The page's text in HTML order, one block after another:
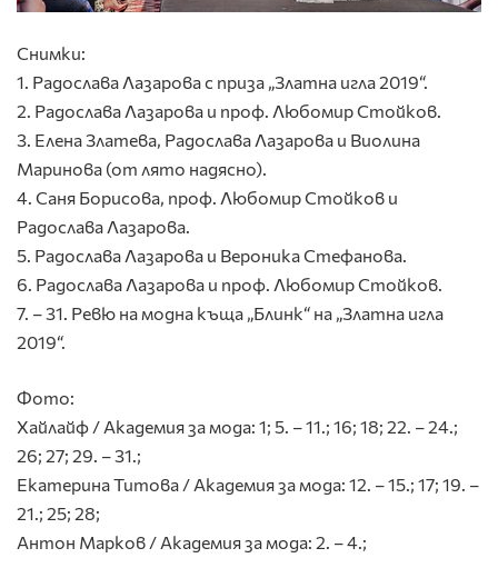
Снимки:
1. Радослава Лазарова с приза „Златна игла 2019“.
2. Радослава Лазарова и проф. Любомир Стойков.
3. Елена Златева, Радослава Лазарова и Виолина
Маринова (от лято надясно).
4. Саня Борисова, проф. Любомир Стойков и
Радослава Лазарова.
5. Радослава Лазарова и Вероника Стефанова.
6. Радослава Лазарова и проф. Любомир Стойков.
7. – 31. Ревю на модна къща „Блинк“ на „Златна игла
2019“.
Фото:
Хайлайф / Академия за мода: 1; 5. – 11.; 16; 18; 22. – 24.;
26; 27; 29. – 31.;
Екатерина Титова / Академия за мода: 12. – 15.; 17; 19. –
21.; 25; 28;
Антон Марков / Академия за мода: 2. – 4.;